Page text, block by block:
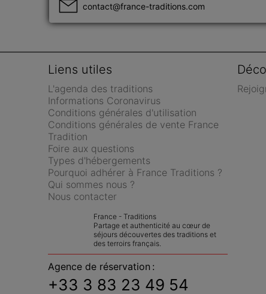
contact@france-traditions.com
Liens utiles
L'agenda des traditions
Informations Coronavirus
Conditions générales d'utilisation
Conditions générales de vente France
Tradition
Foire aux questions
Types d'hébergements
Pourquoi adhérer à France Traditions ?
Qui sommes nous ?
Nous contacter
France - Traditions
Partage et authenticité au cœur de
séjours découvertes des traditions et
des terroirs français.
Agence de réservation :
+33 3 83 23 49 54